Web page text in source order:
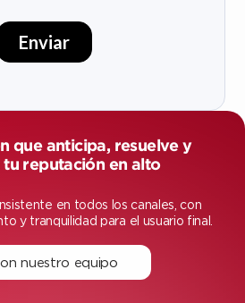
que anticipa, resuelve y
tu reputación en alto
en todos los canales, con
y tranquilidad para el usuario final.
nuestro equipo